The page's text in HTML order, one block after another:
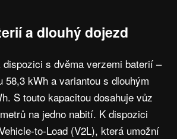
a dlouhý dojezd
dispozici s dvěma verzemi baterií –
58,3 kWh a variantou s dlouhým
S touto kapacitou dosahuje vůz
na jedno nabití. K dispozici
to-Load (V2L), která umožní